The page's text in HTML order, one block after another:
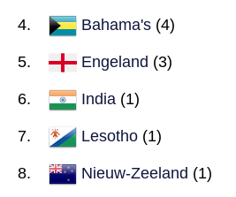
Bahama's (4)
Engeland (3)
India (1)
Lesotho (1)
Nieuw-Zeeland (1)